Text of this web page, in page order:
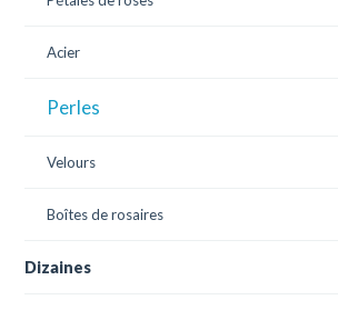
Acier
Perles
Velours
Boîtes de rosaires
Dizaines